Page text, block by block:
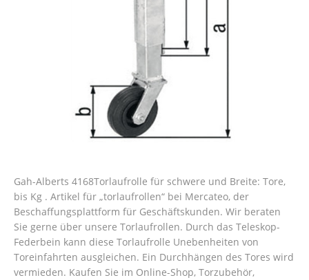
Gah-Alberts 4168Torlaufrolle für schwere und Breite: Tore,
bis Kg . Artikel für „torlaufrollen“ bei Mercateo, der
Beschaffungsplattform für Geschäftskunden. Wir beraten
Sie gerne über unsere Torlaufrollen. Durch das Teleskop-
Federbein kann diese Torlaufrolle Unebenheiten von
Toreinfahrten ausgleichen. Ein Durchhängen des Tores wird
vermieden. Kaufen Sie im Online-Shop, Torzubehör,